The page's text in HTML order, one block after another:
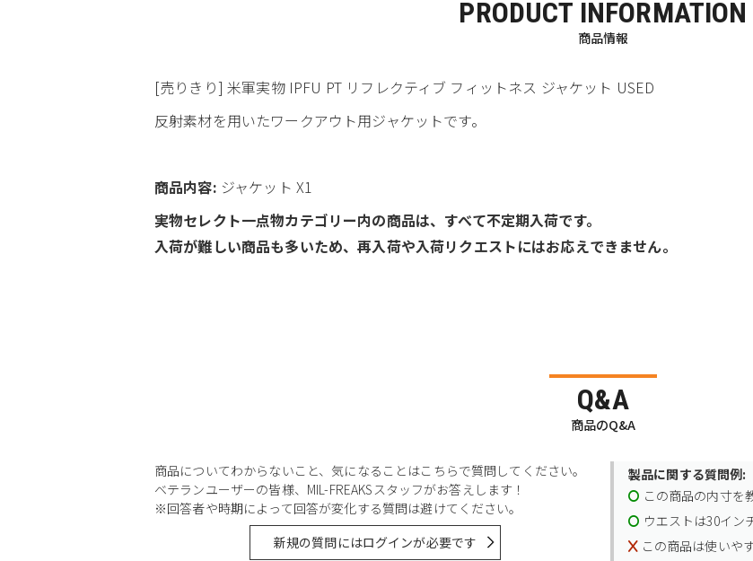
PRODUCT INFORMATION
商品情報
[売りきり] 米軍実物 IPFU PT リフレクティブ フィットネス ジャケット USED
反射素材を用いたワークアウト用ジャケットです。
商品内容: ジャケット X1
実物セレクト一点物カテゴリー内の商品は、すべて不定期入荷です。
入荷が難しい商品も多いため、再入荷や入荷リクエストにはお応えできません。
Q&A
商品のQ&A
商品についてわからないこと、気になることはこちらで質問してください。
ベテランユーザーの皆様、MIL-FREAKSスタッフがお答えします！
※回答者や時期によって回答が変化する質問は避けてください。
新規の質問にはログインが必要です
製品に関する質問例:
この商品の内寸を
ウエストは30イン
この商品は使いや